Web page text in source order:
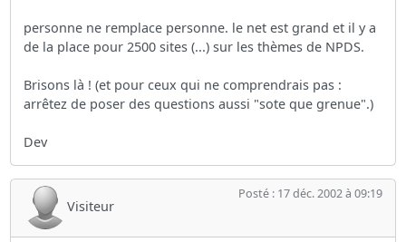
personne ne remplace personne. le net est grand et il y a
de la place pour 2500 sites (...) sur les thèmes de NPDS.
Brisons là ! (et pour ceux qui ne comprendrais pas :
arrêtez de poser des questions aussi "sote que grenue".)
Dev
Visiteur
Posté : 17 déc. 2002 à 09:19